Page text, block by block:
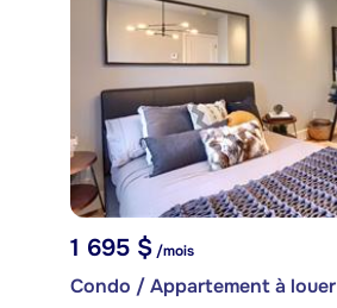
1 695 $ /mois
Condo / Appartement à louer